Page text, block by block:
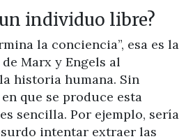
individuo libre?
la conciencia”, esa es la
Marx y Engels al
historia humana. Sin
que se produce esta
sencilla. Por ejemplo, sería
intentar extraer las